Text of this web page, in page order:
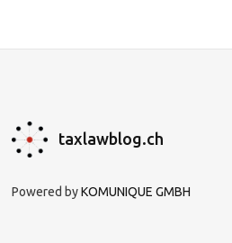
taxlawblog.ch
Powered byKOMUNIQUE GMBH